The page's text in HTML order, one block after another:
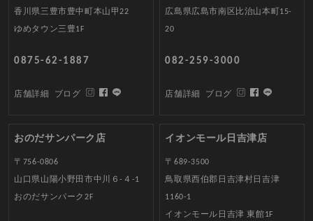
香川県三豊市豊中町本山甲22
ゆめタウン三豊1F
0875-62-1887
店舗詳細 ブログ
広島県広島市南区比治山本町15-
20
082-259-3000
店舗詳細 ブログ
おのだサンパーク店
〒756-0806
山口県山陽小野田市中川６-４-1
おのだサンパーク2F
イオンモール日吉津店
〒689-3500
鳥取県西伯郡日吉津村日吉津
1160-1
イオンモール日吉津 東館1F